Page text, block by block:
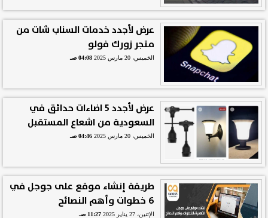
عرض لأجدد خدمات السناب شات من
متجر زورك فولو
الخميس، 20 مارس 2025 04:08 صـ
عرض لأجدد 5 اضاءات حدائق في
السعودية من اشعاع المستقبل
الخميس، 20 مارس 2025 04:46 صـ
طريقة إنشاء موقع على جوجل في
6 خطوات وأهم النصائح
الإثنين، 27 يناير 2025 11:27 صـ